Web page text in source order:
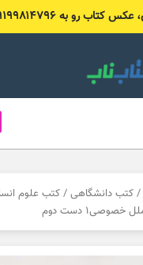
(بله یا ایتا) بفرست
/ کتب دانشگاهی /کتب علوم
دست دوم